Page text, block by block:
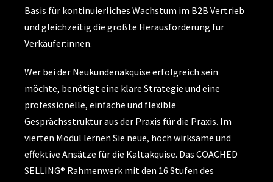
Basis für kontinuierliches Wachstum im B2B Vertrieb
und gleichzeitig die größte Herausforderung für
Verkäufer:innen.
Wer bei der Neukundenakquise erfolgreich sein
möchte, benötigt eine klare Strategie und eine
professionelle, einfache und flexible
Gesprächsstruktur aus der Praxis für die Praxis. Im
vierten Modul lernen Sie neue, hoch wirksame und
effektive Ansätze für die Kaltakquise. Das COACHED
SELLING® Rahmenwerk mit den 16 Stufen des